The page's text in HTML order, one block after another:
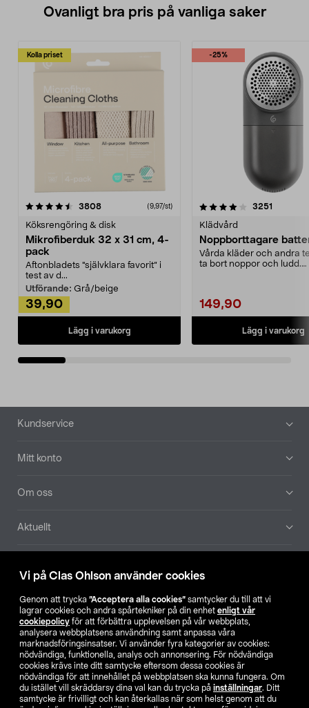
Vi på Clas Ohlson använder cookies
Genom att trycka ”Acceptera alla cookies” samtycker du till att vi
lagrar cookies och andra spårtekniker på din enhet enligt vår
cookiepolicy för att förbättra upplevelsen på vår webbplats,
analysera webbplatsens användning samt anpassa våra
marknadsföringsinsatser. Vi använder fyra kategorier av cookies:
nödvändiga, funktionella, analys och annonsering. För nödvändiga
cookies krävs inte ditt samtycke eftersom dessa cookies är
nödvändiga för att innehållet på webbplatsen ska kunna fungera. Om
du istället vill skräddarsy dina val kan du trycka på inställningar. Ditt
samtycke är frivilligt och kan återkallas när som helst genom att du
Ovanligt bra pris på vanliga saker
Kolla priset
3808recensioner (9,97/st)
Köksrengöring & disk
Mikrofiberduk 32 x 31 cm, 4-
pack
Aftonbladets "självklara favorit” i
test av d...
Utförande: Grå/beige
39,90
Lägg i varukorg
-25%
4.0av 5 stjärnor 3251
Klädvård
Noppborttagare
Vårda kläder och andra
ta bort noppor och ludd.
149,90
Lägg i varukorg
4.5av 5 stjärnor
Sidfot
Kundservice
Mitt konto
Om oss
Aktuellt
Hitta butik
SE NO FI